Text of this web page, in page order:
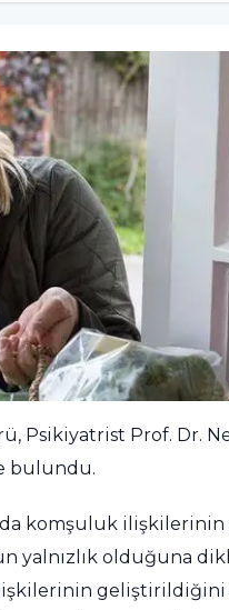
Psikiyatrist Prof. Dr.
bulundu.
komşuluk ilişkilerinin
yalnızlık olduğuna
geliştirildiğini